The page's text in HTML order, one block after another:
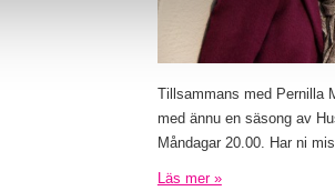
Tillsammans med Pernilla
med ännu en säsong av
Måndagar 20.00. Har ni
Läs mer »